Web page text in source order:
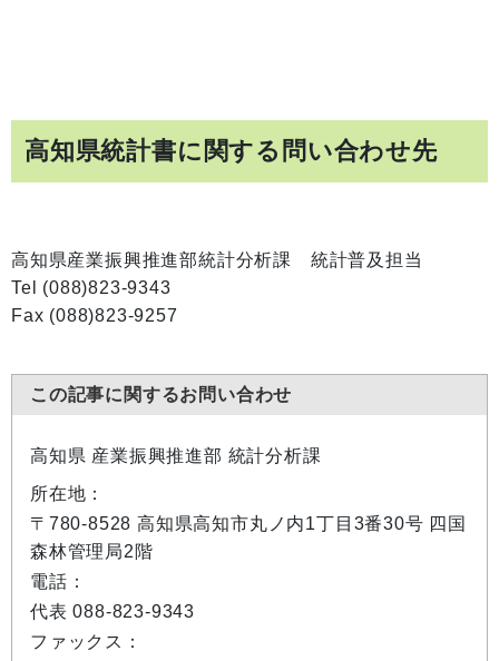
高知県統計書に関する問い合わせ先
高知県産業振興推進部統計分析課 統計普及担当
Tel (088)823-9343
Fax (088)823-9257
この記事に関するお問い合わせ
高知県 産業振興推進部 統計分析課
所在地：
〒780-8528 高知県高知市丸ノ内1丁目3番30号 四国
森林管理局2階
電話：
代表 088-823-9343
ファックス：